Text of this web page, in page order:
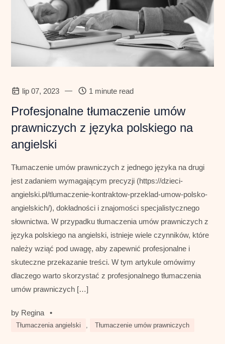
lip 07, 2023 — 1 minute read
Profesjonalne tłumaczenie umów
prawniczych z języka polskiego na
angielski
Tłumaczenie umów prawniczych z jednego języka na drugi
jest zadaniem wymagającym precyzji (https://dzieci-
angielski.pl/tlumaczenie-kontraktow-przeklad-umow-polsko-
angielskich/), dokładności i znajomości specjalistycznego
słownictwa. W przypadku tłumaczenia umów prawniczych z
języka polskiego na angielski, istnieje wiele czynników, które
należy wziąć pod uwagę, aby zapewnić profesjonalne i
skuteczne przekazanie treści. W tym artykule omówimy
dlaczego warto skorzystać z profesjonalnego tłumaczenia
umów prawniczych […]
by Regina •
Tłumaczenia angielski , Tłumaczenie umów prawniczych